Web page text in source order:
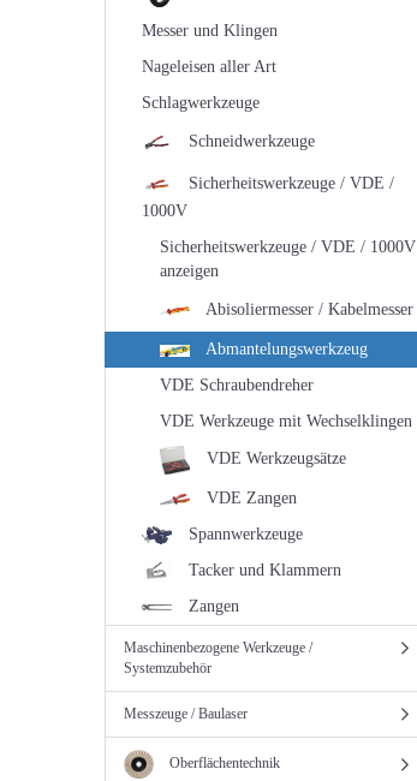
Messer und Klingen
Nageleisen aller Art
Schlagwerkzeuge
Schneidwerkzeuge
Sicherheitswerkzeuge / VDE /
1000V
Sicherheitswerkzeuge / VDE / 1000V
anzeigen
Abisoliermesser / Kabelmesser
Abmantelungswerkzeug
VDE Schraubendreher
VDE Werkzeuge mit Wechselklingen
VDE Werkzeugsätze
VDE Zangen
Spannwerkzeuge
Tacker und Klammern
Zangen
Maschinenbezogene Werkzeuge /
Systemzubehör
Messzeuge / Baulaser
Oberflächentechnik